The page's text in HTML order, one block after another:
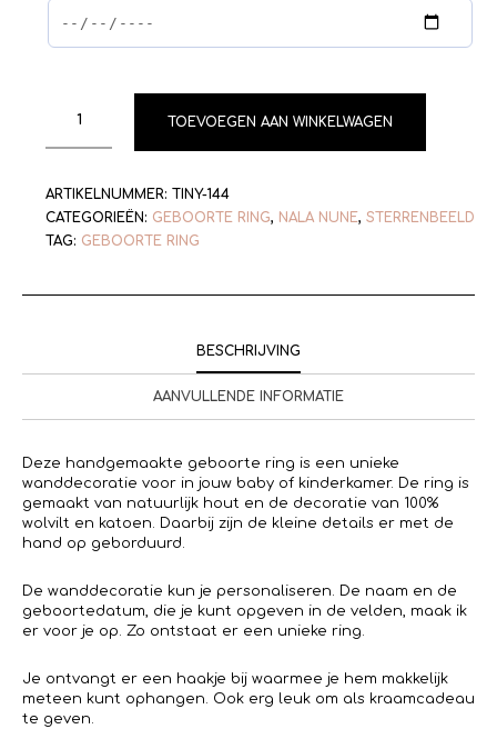
TOEVOEGEN AAN WINKELWAGEN
ARTIKELNUMMER: TINY-144
CATEGORIEËN: GEBOORTE RING, NALA NUNE, STERRENBEELD
TAG: GEBOORTE RING
BESCHRIJVING
AANVULLENDE INFORMATIE
Deze handgemaakte geboorte ring is een unieke
wanddecoratie voor in jouw baby of kinderkamer. De ring is
gemaakt van natuurlijk hout en de decoratie van 100%
wolvilt en katoen. Daarbij zijn de kleine details er met de
hand op geborduurd.
De wanddecoratie kun je personaliseren. De naam en de
geboortedatum, die je kunt opgeven in de velden, maak ik
er voor je op. Zo ontstaat er een unieke ring.
Je ontvangt er een haakje bij waarmee je hem makkelijk
meteen kunt ophangen. Ook erg leuk om als kraamcadeau
te geven.